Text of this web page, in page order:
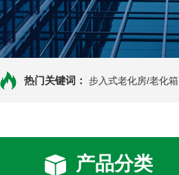
热门关键词： 步入式老化房/老化箱
产品分类